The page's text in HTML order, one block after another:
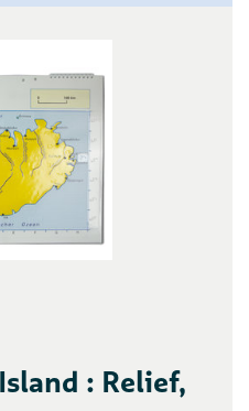
: Relief,